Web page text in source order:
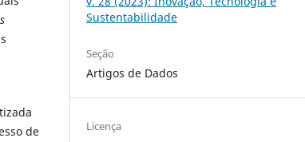
de
Sustentabilidade
Seção
Artigos de Dados
Licença